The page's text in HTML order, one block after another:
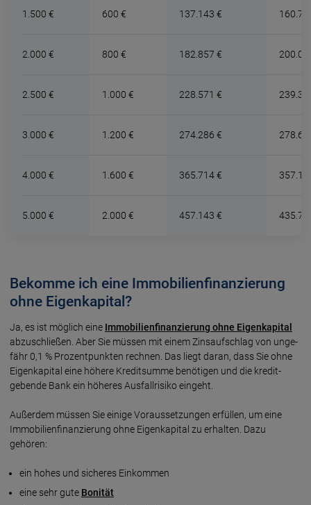
1.500 € 600 € 137.143 €
2.000 € 800 € 182.857 €
2.500 € 1.000 € 228.571 €
3.000 € 1.200 € 274.286 €
4.000 € 1.600 € 365.714 €
5.000 € 2.000 € 457.143 €
Bekomme ich eine Immobilienfinanzierung
ohne Eigenkapital?
Ja, es ist möglich eine Immo­bilien­finan­zierung ohne Eigen­kapital
abzu­schließen. Aber Sie müssen mit einem Zins­aufschlag von unge­
fähr 0,1 % Prozent­punkten rechnen. Das liegt daran, dass Sie ohne
Eigen­kapital eine höhere Kredit­summe benötigen und die kredit­
gebende Bank ein höheres Ausfall­risiko eingeht.
Außerdem müssen Sie einige Voraus­setzungen erfüllen, um eine
Immobilien­finan­zierung ohne Eigen­kapital zu erhalten. Dazu
gehören:
ein hohes und sicheres Einkommen
eine sehr gute Bonität